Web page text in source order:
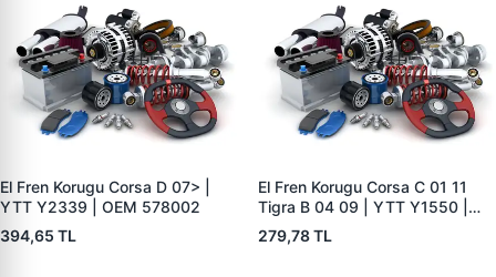
El Fren Korugu Corsa D 07> |
YTT Y2339 | OEM 578002
394,65 TL
El Fren Korugu Corsa C 01 11
Tigra B 04 09 | YTT Y1550 |
OEM 578518
279,78 TL